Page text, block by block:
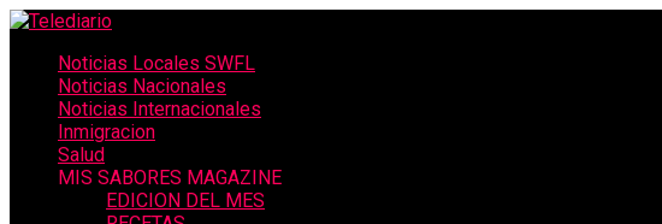
Noticias Locales SWFL
Noticias Nacionales
Noticias Internacionales
Inmigracion
Salud
MIS SABORES MAGAZINE
EDICION DEL MES